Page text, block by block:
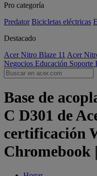
Pro categoría
Predator Bicicletas eléctricas
Destacado
Acer Nitro Blaze 11 Acer
Negocios Educación Soporte
Base de
C D301 de
certificación
Chromebook